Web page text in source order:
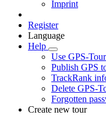
Imprint
Register
Language
Help
Use GPS-
Publish GPS
TrackRank
Delete GPS-
Forgotten
Create new tour